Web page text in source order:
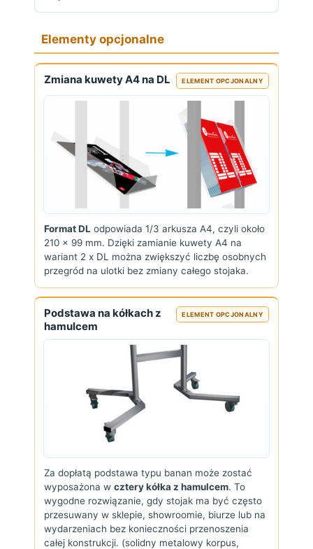
Elementy opcjonalne
Zmiana kuwety A4 na DL ELEMENT OPCJONALNY
Format DL odpowiada 1/3 arkusza A4, czyli około
210 x 99 mm. Dzięki zamianie kuwety A4 na
wariant 2 x DL można zwiększyć liczbę osobnych
przegród na ulotki bez zmiany całego stojaka.
Podstawa na kółkach z
hamulcem
ELEMENT OPCJONALNY
Za dopłatą podstawa typu banan może zostać
wyposażona w cztery kółka z hamulcem. To
wygodne rozwiązanie, gdy stojak ma być często
przesuwany w sklepie, showroomie, biurze lub na
wydarzeniach bez konieczności przenoszenia
całej konstrukcji. (solidny metalowy korpus,